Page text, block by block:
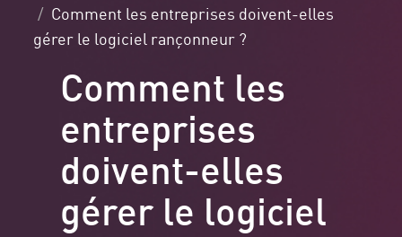
Comment les entreprises doivent-elles
gérer le logiciel rançonneur ?
Comment les
entreprises
doivent-elles
gérer le logiciel